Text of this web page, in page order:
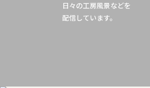
日々の工房風景などを
配信しています。